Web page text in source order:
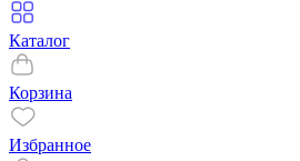
Каталог
Корзина
Избранное